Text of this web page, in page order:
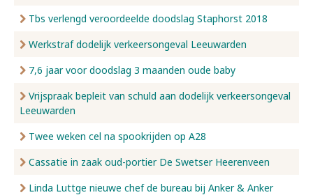
Tbs verlengd veroordeelde doodslag Staphorst 2018
Werkstraf dodelijk verkeersongeval Leeuwarden
7,6 jaar voor doodslag 3 maanden oude baby
Vrijspraak bepleit van schuld aan dodelijk verkeersongeval
Leeuwarden
Twee weken cel na spookrijden op A28
Cassatie in zaak oud-portier De Swetser Heerenveen
Linda Luttge nieuwe chef de bureau bij Anker & Anker